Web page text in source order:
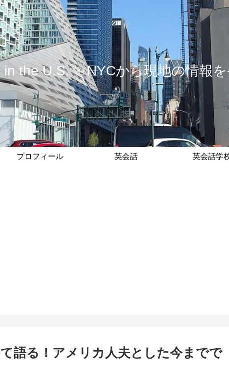
in the U.S. ～NYCから現地の情報
プロフィール 英会話 英会話学
語る！アメリカ人夫とした今までで